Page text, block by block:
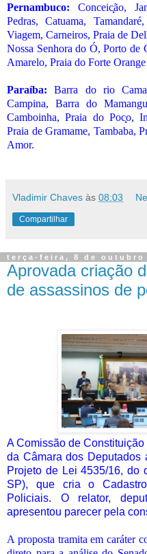
Pernambuco: Conceicão,
Pedras, Catuama,
Viagem, Carneiros, Praia de
Nossa Senhora do Ó, Porto de
Amarelo, Praia do Forte
Paraíba: Barra do rio
Campina, Barra do
Camboinha, Praia do Poco,
Praia de Gramame, Tambaba,
Amor.
Vladimir Chaves às 08:03
Compartilhar
terça-feira, 8 de outubro
Aprovada criação
de assassinos de
A Comissão de
da Câmara dos Deputados
Projeto de Lei 4535/16, do
SP), que cria o
Policiais. O relator,
apresentou parecer pela
A proposta tramita em caráter